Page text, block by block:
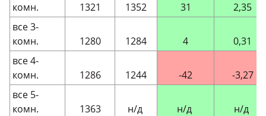
комн.
1321 1352 31
2,35
все 3-
комн.
1280 1284 4
0,31
все 4-
комн.
1286 1244 -42
-3,27
все 5-
комн.
1363 н/д н/д
н/д